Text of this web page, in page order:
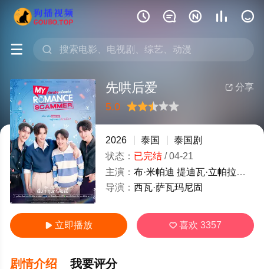
    
 
 分享
先哄后爱
5.0
很差较差还行推荐力荐
2026 泰国
泰国剧
状态： 已完结/04-21
主演： 布·米帕迪 提迪瓦·立帕拉赛
导演： 西瓦·萨瓦玛尼固
 立即播放  喜欢3357
剧情介绍 我要评分